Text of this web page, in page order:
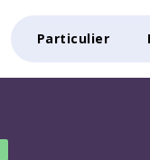
Particulier